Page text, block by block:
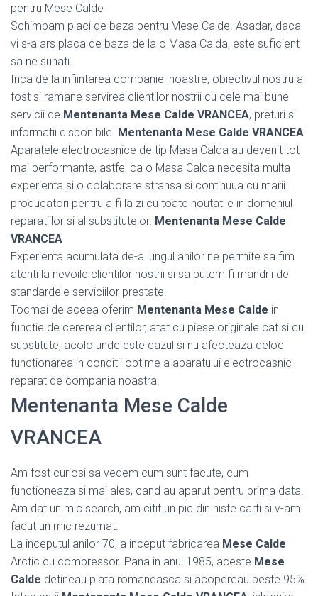
pentru Mese Calde
Schimbam placi de baza pentru Mese Calde. Asadar, daca
vi s-a ars placa de baza de la o Masa Calda, este suficient
sa ne sunati.
Inca de la infiintarea companiei noastre, obiectivul nostru a
fost si ramane servirea clientilor nostrii cu cele mai bune
servicii de Mentenanta Mese Calde VRANCEA, preturi si
informatii disponibile. Mentenanta Mese Calde VRANCEA
Aparatele electrocasnice de tip Masa Calda au devenit tot
mai performante, astfel ca o Masa Calda necesita multa
experienta si o colaborare stransa si continuua cu marii
producatori pentru a fi la zi cu toate noutatile in domeniul
reparatiilor si al substitutelor. Mentenanta Mese Calde
VRANCEA
Experienta acumulata de-a lungul anilor ne permite sa fim
atenti la nevoile clientilor nostrii si sa putem fi mandrii de
standardele serviciilor prestate.
Tocmai de aceea oferim Mentenanta Mese Calde in
functie de cererea clientilor, atat cu piese originale cat si cu
substitute, acolo unde este cazul si nu afecteaza deloc
functionarea in conditii optime a aparatului electrocasnic
reparat de compania noastra.
Mentenanta Mese Calde
VRANCEA
Am fost curiosi sa vedem cum sunt facute, cum
functioneaza si mai ales, cand au aparut pentru prima data.
Am dat un mic search, am citit un pic din niste carti si v-am
facut un mic rezumat.
La inceputul anilor 70, a inceput fabricarea Mese Calde
Arctic cu compressor. Pana in anul 1985, aceste Mese
Calde detineau piata romaneasca si acopereau peste 95%.